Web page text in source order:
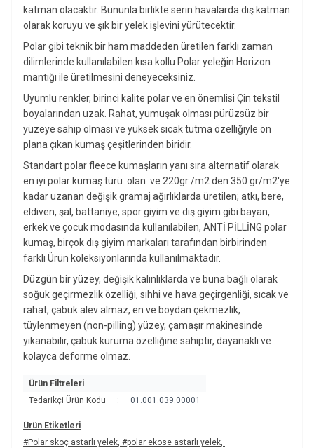
katman olacaktır. Bununla birlikte serin havalarda dış katman
olarak koruyu ve şık bir yelek işlevini yürütecektir.
Polar gibi teknik bir ham maddeden üretilen farklı zaman
dilimlerinde kullanılabilen kısa kollu Polar yeleğin Horizon
mantığı ile üretilmesini deneyeceksiniz.
Uyumlu renkler, birinci kalite polar ve en önemlisi Çin tekstil
boyalarından uzak. Rahat, yumuşak olması pürüzsüz bir
yüzeye sahip olması ve yüksek sıcak tutma özelliğiyle ön
plana çıkan kumaş çeşitlerinden biridir.
Standart polar fleece kumaşların yanı sıra alternatif olarak
en iyi polar kumaş türü olan ve 220gr /m2 den 350 gr/m2′ye
kadar uzanan değişik gramaj ağırlıklarda üretilen; atkı, bere,
eldiven, şal, battaniye, spor giyim ve dış giyim gibi bayan,
erkek ve çocuk modasında kullanılabilen, ANTİ PİLLİNG polar
kumaş, birçok dış giyim markaları tarafından birbirinden
farklı Ürün koleksiyonlarında kullanılmaktadır.
Düzgün bir yüzey, değişik kalınlıklarda ve buna bağlı olarak
soğuk geçirmezlik özelliği, sıhhi ve hava geçirgenliği, sıcak ve
rahat, çabuk alev almaz, en ve boydan çekmezlik,
tüylenmeyen (non-pilling) yüzey, çamaşır makinesinde
yıkanabilir, çabuk kuruma özelliğine sahiptir, dayanaklı ve
kolayca deforme olmaz.
Ürün Filtreleri
Tedarikçi Ürün Kodu
: 01.001.039.00001
Ürün Etiketleri
#Polar skoç astarlı yelek, #polar ekose astarlı yelek,